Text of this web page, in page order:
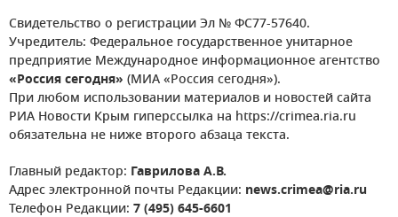
Свидетельство о регистрации Эл № ФС77-57640.
Учредитель: Федеральное государственное унитарное
предприятие Международное информационное агентство
«Россия сегодня» (МИА «Россия сегодня»).
При любом использовании материалов и новостей сайта
РИА Новости Крым гиперссылка на https://crimea.ria.ru
обязательна не ниже второго абзаца текста.
Главный редактор: Гаврилова А.В.
Адрес электронной почты Редакции: news.crimea@ria.ru
Телефон Редакции: 7 (495) 645-6601